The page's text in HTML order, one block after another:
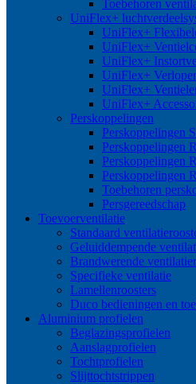
Toebehoren
UniFlex+
UniFlex+
UniFlex+
UniFlex+
UniFlex+
UniFlex+
UniFlex+
Perskoppelingen
Perskoppelingen
Perskoppelingen
Perskoppelingen
Perskoppelingen
Toebehoren
Persgereedschap
Toevoerventilatie
Standaard
Geluiddempende
Brandwerende
Specifieke ventilatie
Lamellenroosters
Duco bedieningen en
Aluminium profielen
Beglazingsprofielen
Aanslagprofielen
Tochtprofielen
Slijttochtstrippen